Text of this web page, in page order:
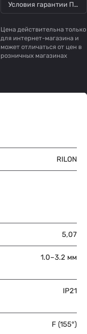
Условия гарантии ПТК
Цена действительна только
для интернет-магазина и
может отличаться от цен в
розничных магазинах
RILON
5,07
1.0–3.2 мм
IP21
F (155°)